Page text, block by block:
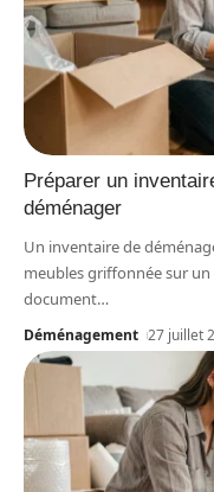
Préparer un
déménager
Un inventaire de
meubles griffonnée sur
document…
Déménagement 27 juillet